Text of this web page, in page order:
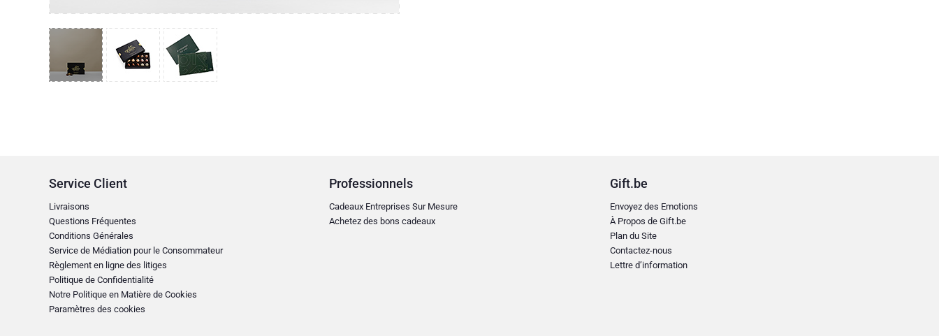
Service Client
Livraisons
Questions Fréquentes
Conditions Générales
Service de Médiation pour le Consommateur
Règlement en ligne des litiges
Politique de Confidentialité
Notre Politique en Matière de Cookies
Paramètres des cookies
Professionnels
Cadeaux Entreprises Sur Mesure
Achetez des bons cadeaux
Gift.be
Envoyez des Emotions
À Propos de Gift.be
Plan du Site
Contactez-nous
Lettre d’information